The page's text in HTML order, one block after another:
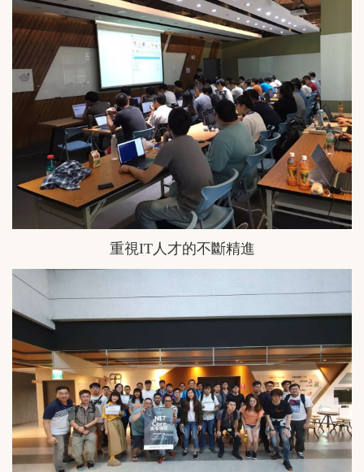
重視IT人才的不斷精進